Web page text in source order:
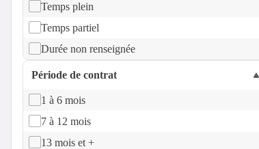
Temps plein
Temps partiel
Durée non renseignée
Période de contrat
1 à 6 mois
7 à 12 mois
13 mois et +